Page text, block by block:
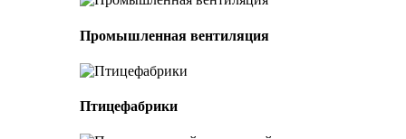
Промышленная вентиляция
Птицефабрики